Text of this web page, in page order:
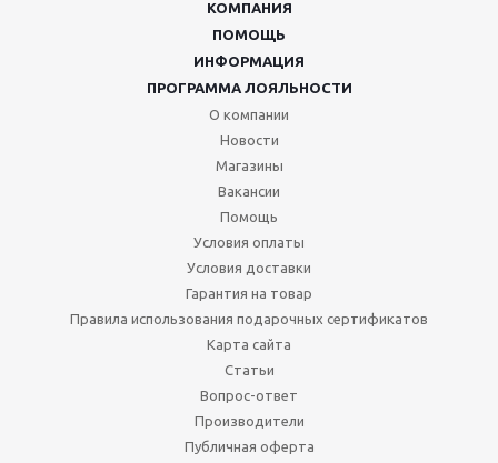
КОМПАНИЯ
ПОМОЩЬ
ИНФОРМАЦИЯ
ПРОГРАММА ЛОЯЛЬНОСТИ
О компании
Новости
Магазины
Вакансии
Помощь
Условия оплаты
Условия доставки
Гарантия на товар
Правила использования подарочных сертификатов
Карта сайта
Статьи
Вопрос-ответ
Производители
Публичная оферта